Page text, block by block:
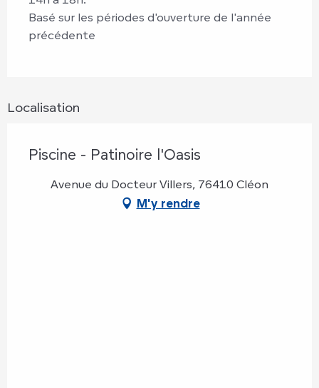
Basé sur les périodes d'ouverture de l'année
précédente
Localisation
Piscine - Patinoire l'Oasis
Avenue du Docteur Villers, 76410 Cléon
M'y rendre